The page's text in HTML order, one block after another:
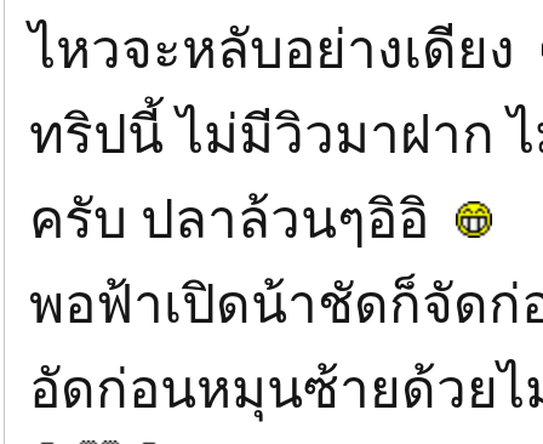
ไหวจะหลับอย่างเดียง
ทริปนี้ ไม่มีวิวมาฝาก
ครับ ปลาล้วนๆอิอิ
พอฟ้าเปิดน้าชัดก็จัดก่
อัดก่อนหมุนซ้ายด้วย